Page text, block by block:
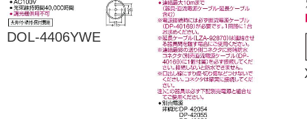
DOL-4406YWE